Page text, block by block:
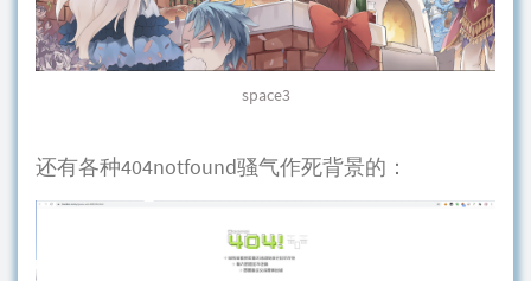
space3
还有各种404notfound骚气作死背景的：